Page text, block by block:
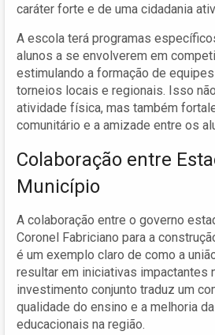
caráter forte e de uma cidadania
A escola terá programas
alunos a se envolverem em
estimulando a formação de
torneios locais e regionais. Isso
atividade física, mas também
comunitário e a amizade entre os
Colaboração entre
Município
A colaboração entre o governo
Coronel Fabriciano para a
é um exemplo claro de como a
resultar em iniciativas impactantes
investimento conjunto traduz um
qualidade do ensino e a melhoria
educacionais na região.